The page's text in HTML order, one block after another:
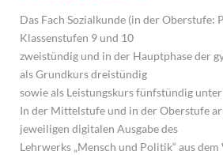
Das Fach Sozialkunde (in der Oberstufe:
Klassenstufen 9 und 10
zweistündig und in der Hauptphase der
als Grundkurs dreistündig
sowie als Leistungskurs fünfstündig
In der Mittelstufe und in der Oberstufe
jeweiligen digitalen Ausgabe des
Lehrwerks „Mensch und Politik“ aus